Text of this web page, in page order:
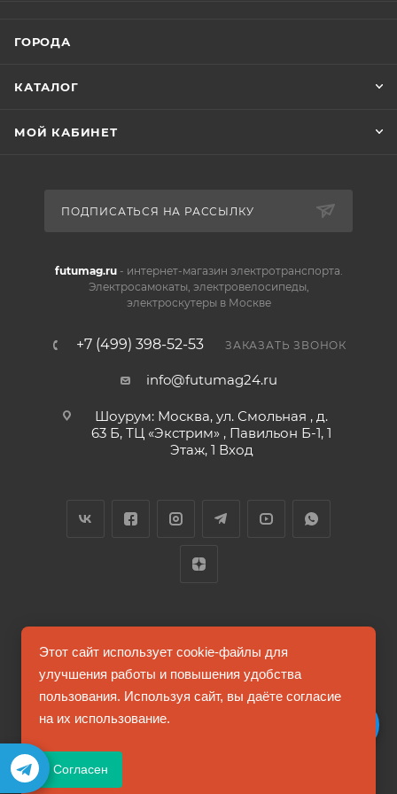
мальчики
большинства
ГОРОДА
КАТАЛОГ
МОЙ КАБИНЕТ
ПОДПИСАТЬСЯ НА РАССЫЛКУ
futumag.ru- интернет-магазин электротранспорта.
Электросамокаты, электровелосипеды,
электроскутеры в Москве
+7 (499) 398-52-53 ЗАКАЗАТЬ ЗВОНОК
info@futumag24.ru
Шоурум: Москва, ул. Смольная , д.
63 Б, ТЦ «Экстрим» , Павильон Б-1, 1
Этаж, 1 Вход
2026 © FUTUMAG.RU
Информация на сайте не является публичной офертой
Этот сайт использует cookie-файлы для
улучшения работы и повышения удобства
пользования. Используя сайт, вы даёте согласие
на их использование.
Согласен